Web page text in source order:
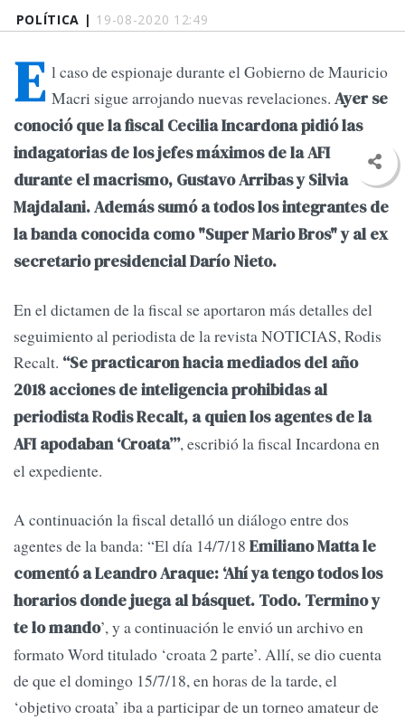
POLÍTICA | 19-08-2020 12:49
E l caso de espionaje durante el Gobierno de Mauricio
Macri sigue arrojando nuevas revelaciones. Ayer se
conoció que la fiscal Cecilia Incardona pidió las
indagatorias de los jefes máximos de la AFI
durante el macrismo, Gustavo Arribas y Silvia
Majdalani. Además sumó a todos los integrantes de
la banda conocida como "Super Mario Bros" y al ex
secretario presidencial Darío Nieto.
En el dictamen de la fiscal se aportaron más detalles del
seguimiento al periodista de la revista NOTICIAS, Rodis
Recalt. “Se practicaron hacia mediados del año
2018 acciones de inteligencia prohibidas al
periodista Rodis Recalt, a quien los agentes de la
AFI apodaban ‘Croata’”, escribió la fiscal Incardona en
el expediente.
A continuación la fiscal detalló un diálogo entre dos
agentes de la banda: “El día 14/7/18 Emiliano Matta le
comentó a Leandro Araque: ‘Ahí ya tengo todos los
horarios donde juega al básquet. Todo. Termino y
te lo mando’, y a continuación le envió un archivo en
formato Word titulado ‘croata 2 parte’. Allí, se dio cuenta
de que el domingo 15/7/18, en horas de la tarde, el
‘objetivo croata’ iba a participar de un torneo amateur de